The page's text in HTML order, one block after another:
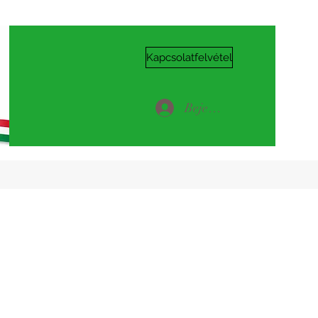
Kapcsolatfelvétel
Bejelentkezés